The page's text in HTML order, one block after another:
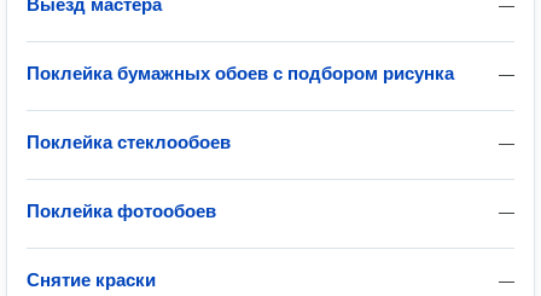
—
Выезд мастера
—
Поклейка бумажных обоев с подбором рисунка
—
Поклейка стеклообоев
—
Поклейка фотообоев
—
Снятие краски